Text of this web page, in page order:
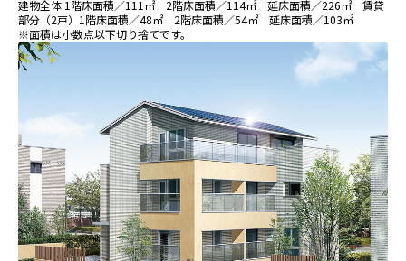
建物全体 1階床面積／111㎡ 2階床面積／114㎡ 延床面積／226㎡ 賃貸
部分（2戸）1階床面積／48㎡ 2階床面積／54㎡ 延床面積／103㎡
※面積は小数点以下切り捨てです。